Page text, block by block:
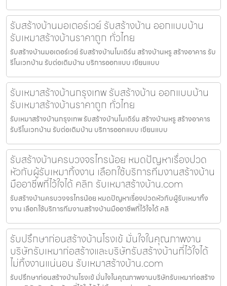
รับสร้างบ้านมอเตอร์เวย์ รับสร้างบ้าน ออกแบบบ้าน
รับเหมาสร้างบ้านราคาถูก ทั่วไทย
รับสร้างบ้านมอเตอร์เวย์ รับสร้างบ้านโมเดิร์น สร้างบ้านหรู สร้างอาคาร รับ
รีโนเวทบ้าน รับต่อเติมบ้าน บริการออกแบบ เขียนแบบ
รับเหมาสร้างบ้านกรุงเทพ รับสร้างบ้าน ออกแบบบ้าน
รับเหมาสร้างบ้านราคาถูก ทั่วไทย
รับเหมาสร้างบ้านกรุงเทพ รับสร้างบ้านโมเดิร์น สร้างบ้านหรู สร้างอาคาร
รับรีโนเวทบ้าน รับต่อเติมบ้าน บริการออกแบบ เขียนแบบ
รับสร้างบ้านครบวงจรไทรน้อย หมดปัญหาเรื่องปวด
หัวกับผู้รับเหมาทิ้งงาน เลือกใช้บริการทีมงานสร้างบ้าน
มืออาชีพที่ไว้ใจได้ คลิก รับเหมาสร้างบ้าน.com
รับสร้างบ้านครบวงจรไทรน้อย หมดปัญหาเรื่องปวดหัวกับผู้รับเหมาทิ้ง
งาน เลือกใช้บริการทีมงานสร้างบ้านมืออาชีพที่ไว้ใจได้ คลิ
รับปรึกษาก่อนสร้างบ้านโรงเข้ มั่นใจในคุณภาพงาน
บริษัทรับเหมาก่อสร้างและบริษัทรับสร้างบ้านที่ไว้ใจได้
ไม่ทิ้งงานแน่นอน รับเหมาสร้างบ้าน.com
รับปรึกษาก่อนสร้างบ้านโรงเข้ มั่นใจในคุณภาพงานบริษัทรับเหมาก่อสร้าง